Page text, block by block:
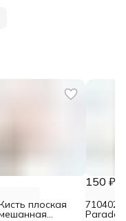
плоская
150 ₽
Parade